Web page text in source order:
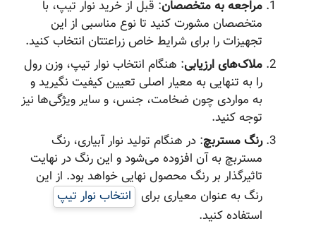
مراجعه به متخصصان: قبل از خرید نوار تیپ، با
متخصصان مشورت کنید تا نوع مناسبی از این
تجهیزات را برای شرایط خاص زراعتتان انتخاب کنید.
ملاک‌های ارزیابی: هنگام انتخاب نوار تیپ، وزن رول
را به تنهایی به معیار اصلی تعیین کیفیت نگیرید و
به مواردی چون ضخامت، جنس، و سایر ویژگی‌ها نیز
توجه کنید.
رنگ مستربچ: در هنگام تولید نوار آبیاری، رنگ
مستربچ به آن افزوده می‌شود و این رنگ در نهایت
تاثیرگذار بر رنگ محصول نهایی خواهد بود. از این
رنگ به عنوان معیاری برای انتخاب نوار تیپ
استفاده کنید.